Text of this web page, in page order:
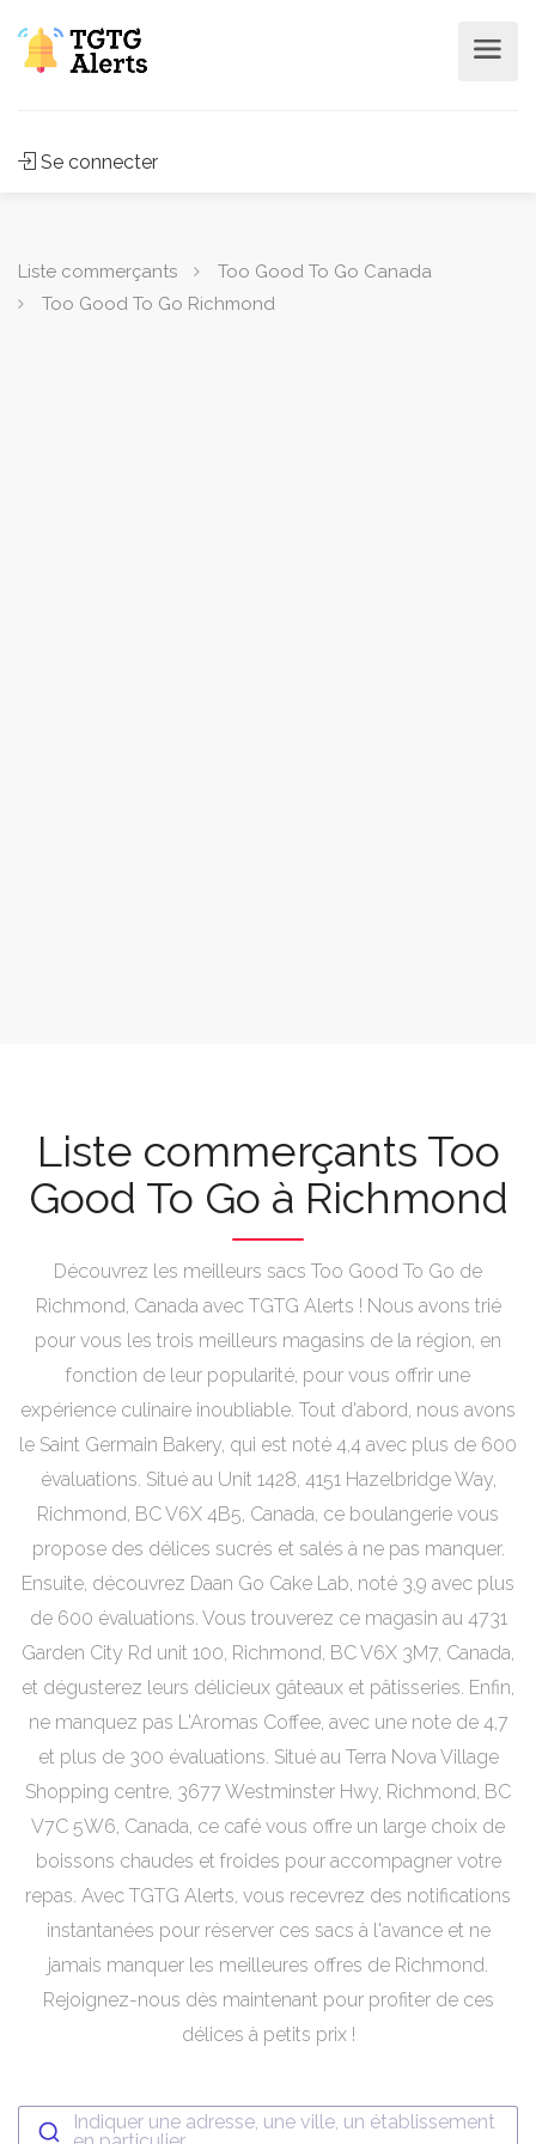
Se connecter
Liste commerçants
Too Good To Go Canada
Too Good To Go Richmond
Liste commerçants Too
Good To Go à Richmond
Découvrez les meilleurs sacs Too Good To Go de
Richmond, Canada avec TGTG Alerts ! Nous avons trié
pour vous les trois meilleurs magasins de la région, en
fonction de leur popularité, pour vous offrir une
expérience culinaire inoubliable. Tout d'abord, nous avons
le Saint Germain Bakery, qui est noté 4,4 avec plus de 600
évaluations. Situé au Unit 1428, 4151 Hazelbridge Way,
Richmond, BC V6X 4B5, Canada, ce boulangerie vous
propose des délices sucrés et salés à ne pas manquer.
Ensuite, découvrez Daan Go Cake Lab, noté 3,9 avec plus
de 600 évaluations. Vous trouverez ce magasin au 4731
Garden City Rd unit 100, Richmond, BC V6X 3M7, Canada,
et dégusterez leurs délicieux gâteaux et pâtisseries. Enfin,
ne manquez pas L'Aromas Coffee, avec une note de 4,7
et plus de 300 évaluations. Situé au Terra Nova Village
Shopping centre, 3677 Westminster Hwy, Richmond, BC
V7C 5W6, Canada, ce café vous offre un large choix de
boissons chaudes et froides pour accompagner votre
repas. Avec TGTG Alerts, vous recevrez des notifications
instantanées pour réserver ces sacs à l'avance et ne
jamais manquer les meilleures offres de Richmond.
Rejoignez-nous dès maintenant pour profiter de ces
délices à petits prix !
Indiquer une adresse, une ville, un établissement